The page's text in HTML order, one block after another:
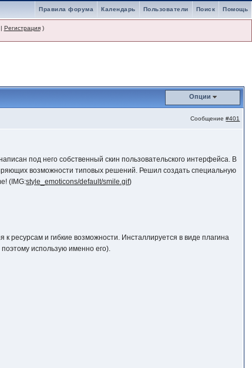
Помощь
Поиск
Пользователи
Календарь
Правила форума
| Регистрация)
Опции
Сообщение#401
под него собственный скин пользовательского интерфейса. В
возможности типовых решений. Решил создать специальную
(IMG:style_emoticons/default/smile.gif)
ресурсам и гибкие возможности. Инсталлируется в виде плагина
использую именно его).